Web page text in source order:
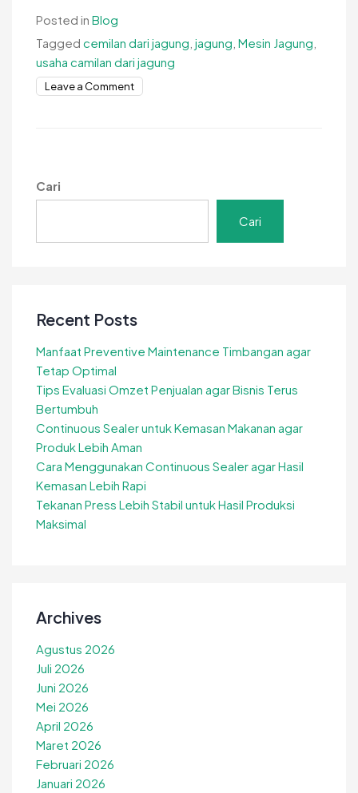
Posted in Blog
Tagged cemilan dari jagung jagung Mesin Jagung
usaha camilan dari jagung
Leave a Commenton
Untung
Cari
Cari
Recent Posts
Manfaat Preventive Maintenance Timbangan agar
Tetap Optimal
Tips Evaluasi Omzet Penjualan agar Bisnis Terus
Bertumbuh
Continuous Sealer untuk Kemasan Makanan agar
Produk Lebih Aman
Cara Menggunakan Continuous Sealer agar Hasil
Kemasan Lebih Rapi
Tekanan Press Lebih Stabil untuk Hasil Produksi
Maksimal
Archives
Agustus 2026
Juli 2026
Juni 2026
Mei 2026
April 2026
Maret 2026
Februari 2026
Januari 2026